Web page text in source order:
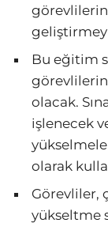
Bu eğitim
olacak.
işlenecek
olarak
Görevliler,
yükseltme